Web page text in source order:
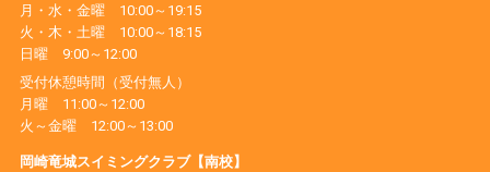
月・水・金曜 10:00～19:15
火・木・土曜 10:00～18:15
日曜 9:00～12:00
受付休憩時間（受付無人）
月曜 11:00～12:00
火～金曜 12:00～13:00
岡崎竜城スイミングクラブ【南校】